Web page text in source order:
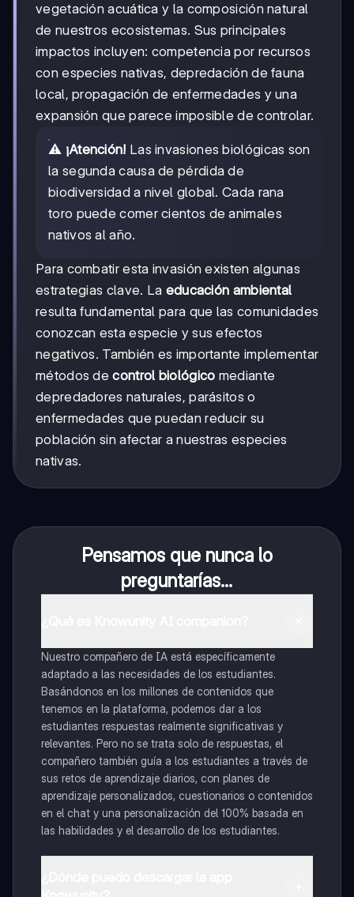
vegetación acuática y la composición natural
de nuestros ecosistemas. Sus principales
impactos incluyen: competencia por recursos
con especies nativas, depredación de fauna
local, propagación de enfermedades y una
expansión que parece imposible de controlar.
⚠️ ¡Atención! Las invasiones biológicas son
la segunda causa de pérdida de
biodiversidad a nivel global. Cada rana
toro puede comer cientos de animales
nativos al año.
Para combatir esta invasión existen algunas
estrategias clave. La educación ambiental
resulta fundamental para que las comunidades
conozcan esta especie y sus efectos
negativos. También es importante implementar
métodos decontrol biológico mediante
depredadores naturales, parásitos o
enfermedades que puedan reducir su
población sin afectar a nuestras especies
nativas.
Pensamos que nunca lo
preguntarías...
Nuestro compañero de IA está específicamente
adaptado a las necesidades de los estudiantes.
Basándonos en los millones de contenidos que
tenemos en la plataforma, podemos dar a los
estudiantes respuestas realmente significativas y
relevantes. Pero no se trata solo de respuestas, el
compañero también guía a los estudiantes a través de
sus retos de aprendizaje diarios, con planes de
aprendizaje personalizados, cuestionarios o contenidos
en el chat y una personalización del 100% basada en
las habilidades y el desarrollo de los estudiantes.